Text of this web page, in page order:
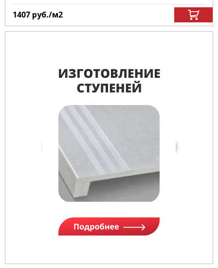
1407 руб./м2